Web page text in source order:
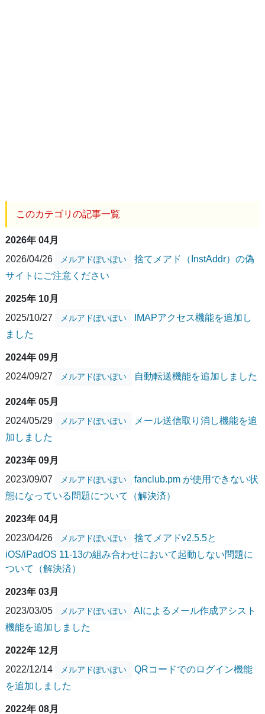
このカテゴリの記事一覧
2026年 04月
2026/04/26
メルアドぽいぽい
捨てメアド（InstAddr）の偽
サイトにご注意ください
2025年 10月
2025/10/27
メルアドぽいぽい
IMAPアクセス機能を追加し
ました
2024年 09月
2024/09/27
メルアドぽいぽい 自動転送機能を追加しました
2024年 05月
2024/05/29
メルアドぽいぽい
メール送信取り消し機能を追
加しました
2023年 09月
2023/09/07
メルアドぽいぽい
fanclub.pm が使用できない状
態になっている問題について（解決済）
2023年 04月
2023/04/26
メルアドぽいぽい
捨てメアドv2.5.5と
iOS/iPadOS 11-13の組み合わせにおいて起動しない問題に
ついて（解決済）
2023年 03月
2023/03/05
メルアドぽいぽい
AIによるメール作成アシスト
機能を追加しました
2022年 12月
2022/12/14
メルアドぽいぽい
QRコードでのログイン機能
を追加しました
2022年 08月